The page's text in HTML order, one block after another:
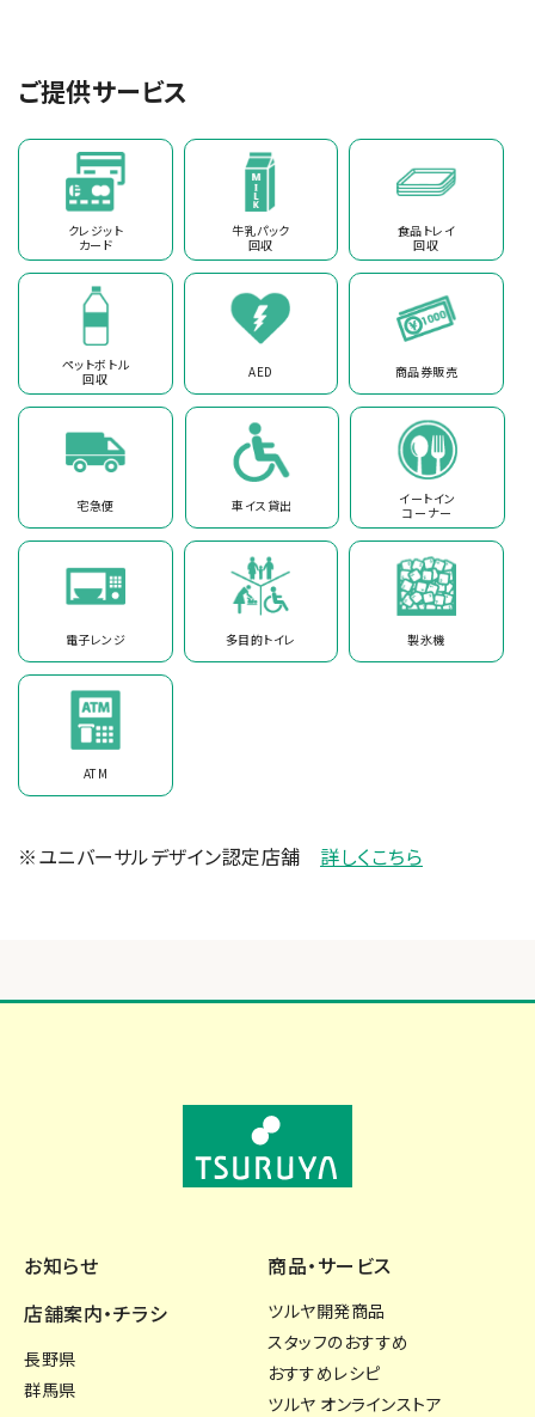
ご提供サービス
クレジット
カード
牛乳パック
回収
食品トレイ
回収
ペットボトル
回収
AED 商品券販売
宅急便 車イス貸出
イートイン
コーナー
電子レンジ 多目的トイレ 製氷機
ATM
※ユニバーサルデザイン認定店舗 詳しくこちら
お知らせ
店舗案内・チラシ
長野県
群馬県
商品・サービス
ツルヤ開発商品
スタッフのおすすめ
おすすめレシピ
ツルヤ オンラインストア